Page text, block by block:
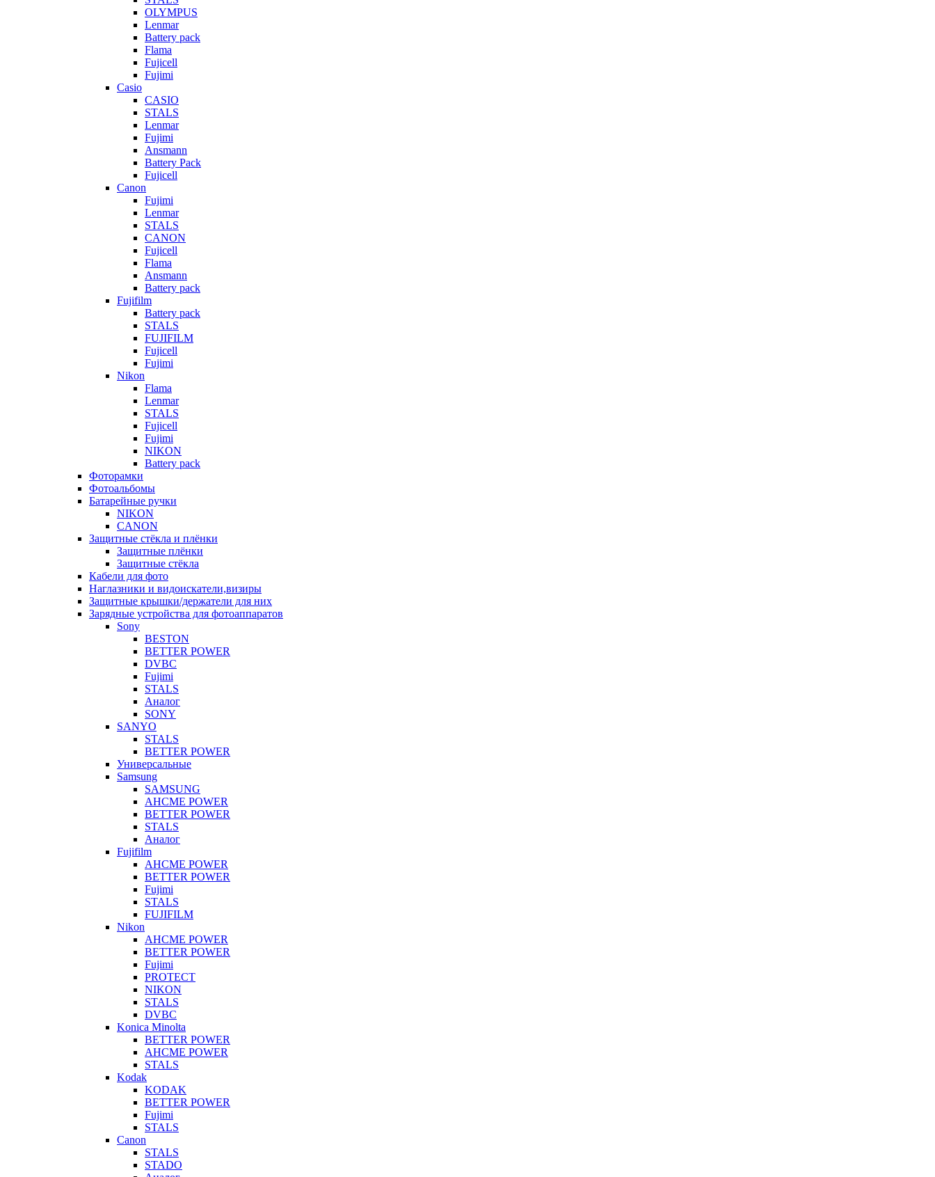
OLYMPUS
Lenmar
Battery pack
Flama
Fujicell
Fujimi
Casio
CASIO
STALS
Lenmar
Fujimi
Ansmann
Battery Pack
Fujicell
Canon
Fujimi
Lenmar
STALS
CANON
Fujicell
Flama
Ansmann
Battery pack
Fujifilm
Battery pack
STALS
FUJIFILM
Fujicell
Fujimi
Nikon
Flama
Lenmar
STALS
Fujicell
Fujimi
NIKON
Battery pack
Фоторамки
Фотоальбомы
Батарейные ручки
NIKON
CANON
Защитные стёкла и плёнки
Защитные плёнки
Защитные стёкла
Кабели для фото
Наглазники и видоискатели,визиры
Защитные крышки/держатели для них
Зарядные устройства для фотоаппаратов
Sony
BESTON
BETTER POWER
DVBC
Fujimi
STALS
Аналог
SONY
SANYO
STALS
BETTER POWER
Универсальные
Samsung
SAMSUNG
AHCME POWER
BETTER POWER
STALS
Аналог
Fujifilm
AHCME POWER
BETTER POWER
Fujimi
STALS
FUJIFILM
Nikon
AHCME POWER
BETTER POWER
Fujimi
PROTECT
NIKON
STALS
DVBC
Konica Minolta
BETTER POWER
AHCME POWER
STALS
Kodak
KODAK
BETTER POWER
Fujimi
STALS
Canon
STALS
STADO